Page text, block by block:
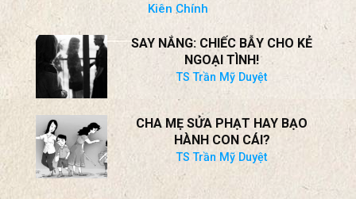
Kiên Chính
SAY NẮNG: CHIẾC BẪY CHO KẺ
NGOẠI TÌNH!
TS Trần Mỹ Duyệt
CHA MẸ SỬA PHẠT HAY BẠO
HÀNH CON CÁI?
TS Trần Mỹ Duyệt